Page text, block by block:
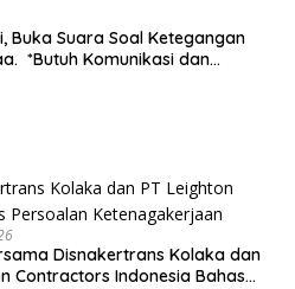
Buka Suara Soal Ketegangan
Disnakertrans Kolaka dan
Contractors Indonesia Bahas